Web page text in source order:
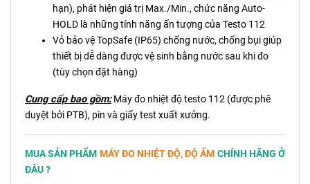
hạn), phát hiện giá trị Max./Min., chức năng Auto-
HOLD là những tính năng ấn tượng của Testo 112
Vỏ bảo vệ TopSafe (IP65) chống nước, chống bụi giúp
thiết bị dễ dàng được vệ sinh bằng nước sau khi đo
(tùy chọn đặt hàng)
Cung cấp bao gồm:Máy đo nhiệt độ testo 112 (được phê
duyệt bởi PTB), pin và giấy test xuất xưởng.
MUA SẢN PHẨM MÁY ĐO NHIỆT ĐỘ, ĐỘ ẨM CHÍNH HÃNG Ở
ĐÂU ?